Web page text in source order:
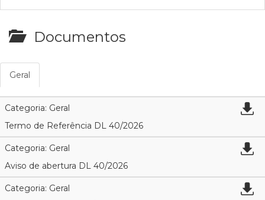
Documentos
Geral
Categoria: Geral
Termo de Referência DL 40/2026
Categoria: Geral
Aviso de abertura DL 40/2026
Categoria: Geral